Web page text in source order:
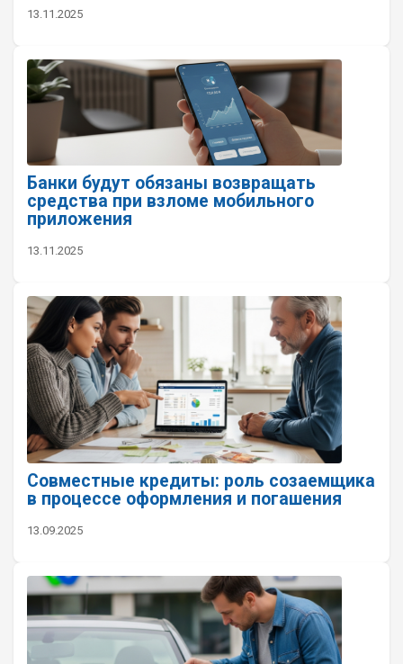
13.11.2025
Банки будут обязаны возвращать
средства при взломе мобильного
приложения
13.11.2025
Совместные кредиты: роль созаемщика
в процессе оформления и погашения
13.09.2025